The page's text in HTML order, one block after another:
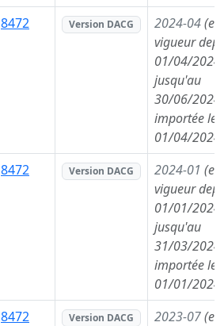
8472 Version DACG 2024-04(en
vigueur
01/04/2024,
jusqu'au
30/06/2024,
importée le
01/04/2024)
8472 Version DACG 2024-01 (en
vigueur
01/01/2024,
jusqu'au
31/03/2024,
importée le
01/01/2024)
8472 Version DACG 2023-07(en